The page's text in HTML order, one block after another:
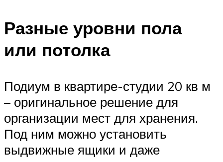
Разные уровни пола
или потолка
Подиум в квартире-студии 20 кв м
– оригинальное решение для
организации мест для хранения.
Под ним можно установить
выдвижные ящики и даже